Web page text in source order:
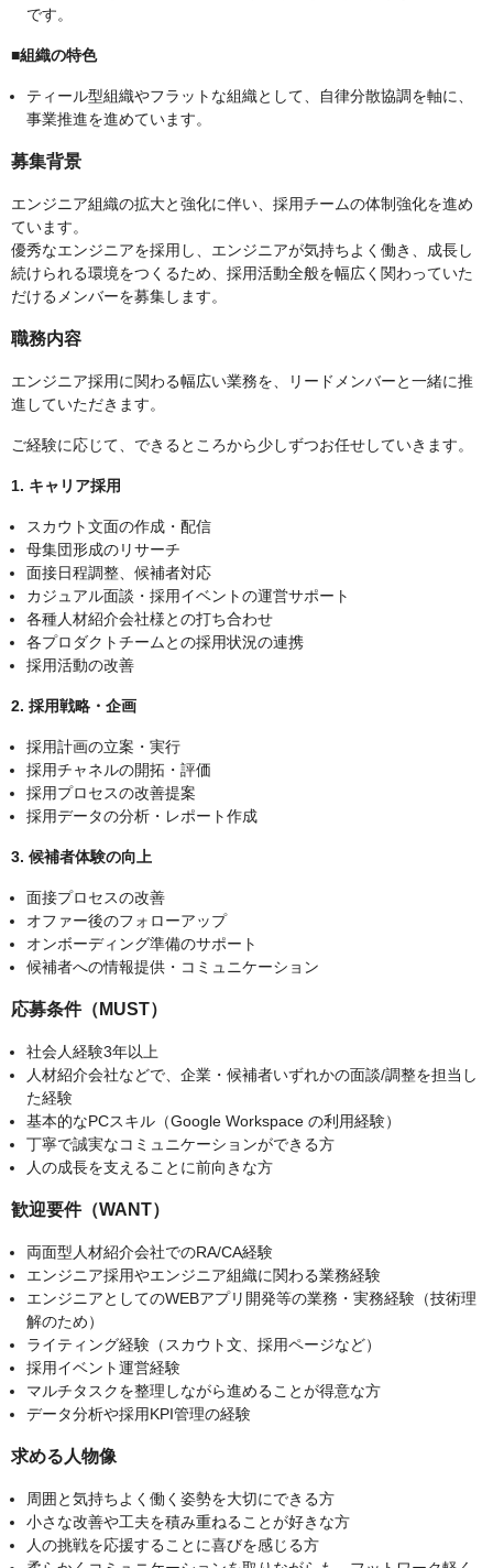
です。
■組織の特色
ティール型組織やフラットな組織として、自律分散協調を軸に、
事業推進を進めています。
募集背景
エンジニア組織の拡大と強化に伴い、採用チームの体制強化を進め
ています。
優秀なエンジニアを採用し、エンジニアが気持ちよく働き、成長し
続けられる環境をつくるため、採用活動全般を幅広く関わっていた
だけるメンバーを募集します。
職務内容
エンジニア採用に関わる幅広い業務を、リードメンバーと一緒に推
進していただきます。
ご経験に応じて、できるところから少しずつお任せしていきます。
1. キャリア採用
スカウト文面の作成・配信
母集団形成のリサーチ
面接日程調整、候補者対応
カジュアル面談・採用イベントの運営サポート
各種人材紹介会社様との打ち合わせ
各プロダクトチームとの採用状況の連携
採用活動の改善
2. 採用戦略・企画
採用計画の立案・実行
採用チャネルの開拓・評価
採用プロセスの改善提案
採用データの分析・レポート作成
3. 候補者体験の向上
面接プロセスの改善
オファー後のフォローアップ
オンボーディング準備のサポート
候補者への情報提供・コミュニケーション
応募条件（MUST）
社会人経験3年以上
人材紹介会社などで、企業・候補者いずれかの面談/調整を担当し
た経験
基本的なPCスキル（Google Workspace の利用経験）
丁寧で誠実なコミュニケーションができる方
人の成長を支えることに前向きな方
歓迎要件（WANT）
両面型人材紹介会社でのRA/CA経験
エンジニア採用やエンジニア組織に関わる業務経験
エンジニアとしてのWEBアプリ開発等の業務・実務経験（技術理
解のため）
ライティング経験（スカウト文、採用ページなど）
採用イベント運営経験
マルチタスクを整理しながら進めることが得意な方
データ分析や採用KPI管理の経験
求める人物像
周囲と気持ちよく働く姿勢を大切にできる方
小さな改善や工夫を積み重ねることが好きな方
人の挑戦を応援することに喜びを感じる方